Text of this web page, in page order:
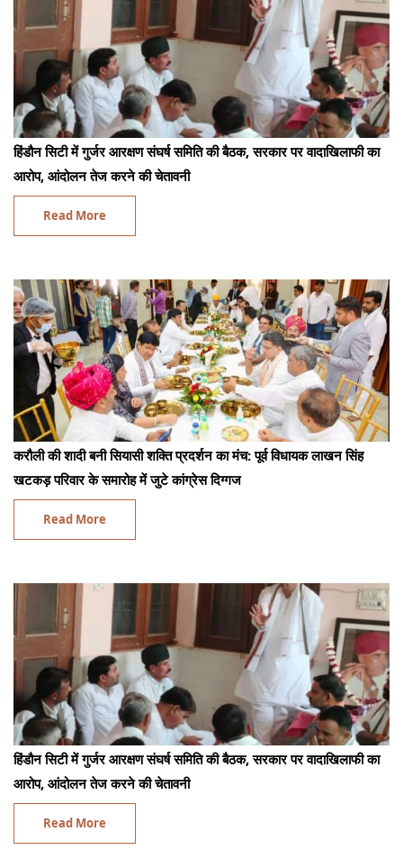
हिंडौन सिटी में गुर्जर आरक्षण संघर्ष समिति की बैठक, सरकार पर वादाखिलाफी का
आरोप, आंदोलन तेज करने की चेतावनी
Read More
करौली की शादी बनी सियासी शक्ति प्रदर्शन का मंच: पूर्व विधायक लाखन सिंह
खटकड़ परिवार के समारोह में जुटे कांग्रेस दिग्गज
Read More
हिंडौन सिटी में गुर्जर आरक्षण संघर्ष समिति की बैठक, सरकार पर वादाखिलाफी का
आरोप, आंदोलन तेज करने की चेतावनी
Read More